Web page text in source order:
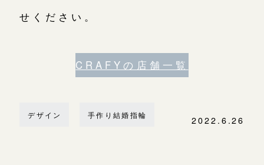
せください。
CRAFYの店舗一覧
デザイン 手作り結婚指輪 2022.6.26